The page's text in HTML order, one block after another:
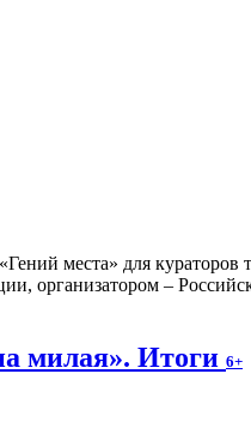
места» для
организатором –
милая». Итоги 6+